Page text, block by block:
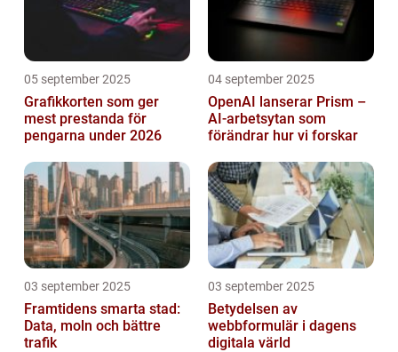
05 september 2025
Grafikkorten som ger
mest prestanda för
pengarna under 2026
04 september 2025
OpenAI lanserar Prism –
AI-arbetsytan som
förändrar hur vi forskar
03 september 2025
Framtidens smarta stad:
Data, moln och bättre
trafik
03 september 2025
Betydelsen av
webbformulär i dagens
digitala värld